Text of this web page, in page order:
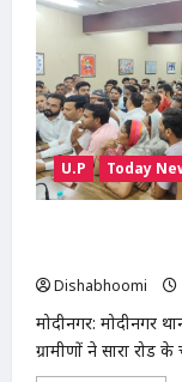
निवाड़ी
की
बेटी
ने
किया
120
के
साथ
U.P Today
Dishabhoomi
मोदीनगर: मोदीनगर
ग्रामीणों ने सारा रोड